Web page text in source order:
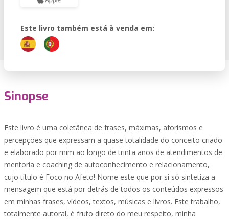
Este livro também está à venda em:
Sinopse
Este livro é uma coletânea de frases, máximas, aforismos e
percepções que expressam a quase totalidade do conceito criado
e elaborado por mim ao longo de trinta anos de atendimentos de
mentoria e coaching de autoconhecimento e relacionamento,
cujo título é Foco no Afeto! Nome este que por si só sintetiza a
mensagem que está por detrás de todos os conteúdos expressos
em minhas frases, vídeos, textos, músicas e livros. Este trabalho,
totalmente autoral, é fruto direto do meu respeito, minha